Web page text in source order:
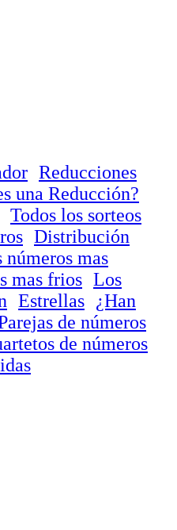
Reducciones
una Reducción?
Todos los sorteos
Distribución
números mas
mas frios Los
Estrellas
¿Han
de números
de números